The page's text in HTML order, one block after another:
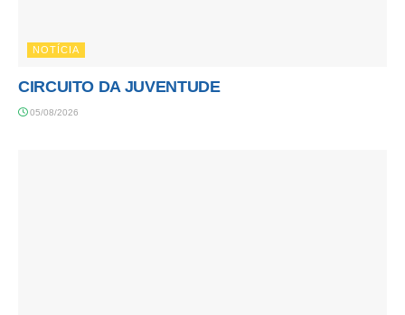
NOTÍCIA
CIRCUITO DA JUVENTUDE
05/08/2026